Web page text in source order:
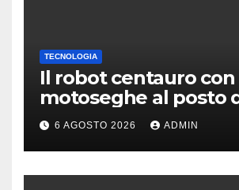
TECNOLOGIA
Il robot centauro con
motoseghe al posto
mani è pronto per le
impossibili
6 AGOSTO 2026 ADMIN